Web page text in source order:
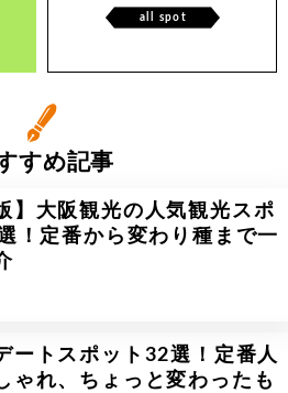
all spot
すめ記事
】大阪観光の人気観光スポ
！定番から変わり種まで一
ートスポット32選！定番人
ゃれ、ちょっと変わったも